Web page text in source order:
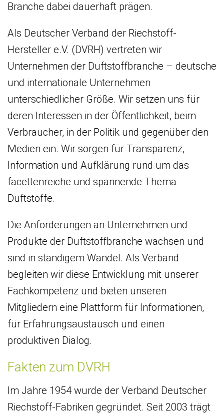
Branche dabei dauerhaft prägen.
Als Deutscher Verband der Riechstoff-
Hersteller e.V. (DVRH) vertreten wir
Unternehmen der Duftstoffbranche – deutsche
und internationale Unternehmen
unterschiedlicher Größe. Wir setzen uns für
deren Interessen in der Öffentlichkeit, beim
Verbraucher, in der Politik und gegenüber den
Medien ein. Wir sorgen für Transparenz,
Information und Aufklärung rund um das
facettenreiche und spannende Thema
Duftstoffe.
Die Anforderungen an Unternehmen und
Produkte der Duftstoffbranche wachsen und
sind in ständigem Wandel. Als Verband
begleiten wir diese Entwicklung mit unserer
Fachkompetenz und bieten unseren
Mitgliedern eine Plattform für Informationen,
für Erfahrungsaustausch und einen
produktiven Dialog.
Fakten zum DVRH
Im Jahre 1954 wurde der Verband Deutscher
Riechstoff-Fabriken gegründet. Seit 2003 trägt